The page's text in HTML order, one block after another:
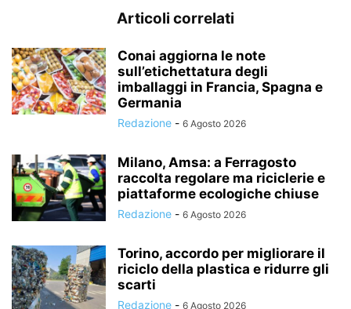
Articoli correlati
Conai aggiorna le note
sull’etichettatura degli
imballaggi in Francia, Spagna e
Germania
Redazione - 6 Agosto 2026
Milano, Amsa: a Ferragosto
raccolta regolare ma riciclerie e
piattaforme ecologiche chiuse
Redazione - 6 Agosto 2026
Torino, accordo per migliorare il
riciclo della plastica e ridurre gli
scarti
Redazione - 6 Agosto 2026